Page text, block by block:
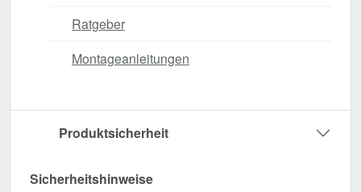
Ratgeber
Montageanleitungen
Produktsicherheit
Sicherheitshinweise